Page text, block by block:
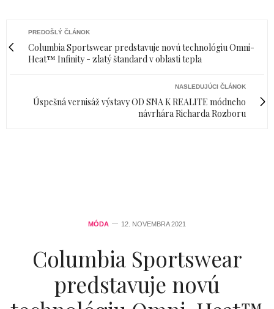
PREDOŠLÝ ČLÁNOK
Columbia Sportswear predstavuje novú technológiu Omni-
Heat™ Infinity - zlatý štandard v oblasti tepla
NASLEDUJÚCI ČLÁNOK
Úspešná vernisáž výstavy OD SNA K REALITE módneho
návrhára Richarda Rozboru
MÓDA 12. NOVEMBRA 2021
Columbia Sportswear
predstavuje novú